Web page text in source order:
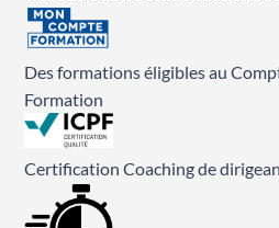
Des formations éligibles au
Formation
Certification Coaching de